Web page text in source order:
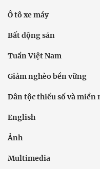
Ô tô xe máy
Bất động sản
Tuần Việt Nam
Giảm nghèo bền vững
Dân tộc thiểu số và miền
English
Ảnh
Multimedia